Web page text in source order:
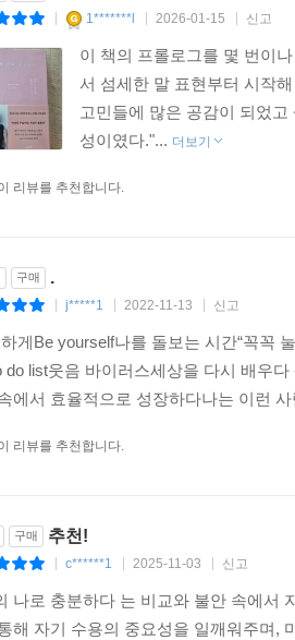
한결같이 일했다면, 직업을 하나로 이
것이다. 괜히 인생을 지나치게 복잡하
지 않고 이런저런 시도를 하며 나만의
생활을 할 때처럼 소속사나 매니저를
내가 창출할 가치를 비교할 기준을 최
하기에 완벽히 준비된 때란 없을 수도
나오는 내적인 힘은 때로는 철저한 준
한 80퍼센트에서 플러스알파를 이끌어
할 때 늘 겪는 과정이 있다.
- 후회 -걱정 -그리고 “에라 모르겠다.”
단계로 전환이 되는 순간이었다. 앉아
1*******l 2026-01-15 신고
이 책의 프롤로그를 몇 번이
서 섬세한 말 표현부터 시작
고민들에 많은 공감이 되었
성이였다."... 더보기
리뷰를 추천합니다.
구매 .
j*****1 2022-11-13 신고
게Be yourself나를 돌보는 시간“꼭꼭
do list웃음 바이러스세상을 다시 배우
에서 효율적으로 성장하다나는 이런
리뷰를 추천합니다.
구매 추천!
c******1 2025-11-03 신고
나로 충분하다 는 비교와 불안 속에서
해 자기 수용의 중요성을 일깨워주며,